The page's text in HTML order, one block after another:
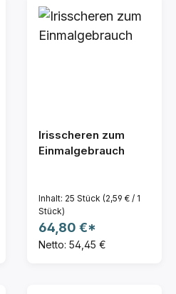
Irisscheren zum
Einmalgebrauch
Inhalt: 25 Stück (2,59 € / 1
Stück)
64,80 €*
Netto: 54,45 €